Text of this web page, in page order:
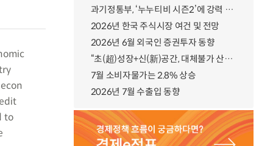
to
과기정통부, ‘누누티비 시즌2’에 강력 대응 의지 밝혀
2026년 한국 주식시장 여건 및 전망
2026년 6월 외국인 증권투자 동향
“초(超)성장+신(新)공간, 대체불가 산업강국”
7월 소비자물가는 2.8% 상승
2026년 7월 수출입 동향